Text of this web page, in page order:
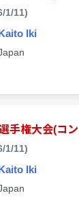
1/11)
Iki
手権大会(コ
1/11)
Iki